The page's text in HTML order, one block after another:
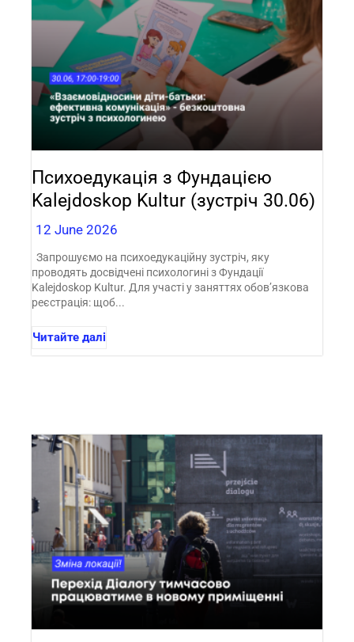
Психоедукація з Фундацією
Kalejdoskop Kultur (зустріч 30.06)
12 June 2026
Запрошуємо на психоедукаційну зустріч, яку
проводять досвідчені психологині з Фундації
Kalejdoskop Kultur. Для участі у заняттях обов’язкова
реєстрація: щоб...
Читайте далі